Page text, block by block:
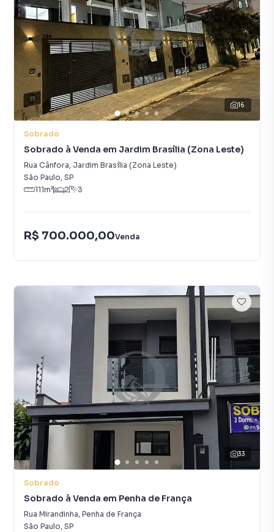
16
Sobrado
Sobrado à Venda em Jardim Brasília (Zona Leste)
Rua Cânfora, Jardim Brasília (Zona Leste)
São Paulo, SP
111m² 2 3
R$ 700.000,00Venda
33
Sobrado
Sobrado à Venda em Penha de França
Rua Mirandinha, Penha de França
São Paulo, SP